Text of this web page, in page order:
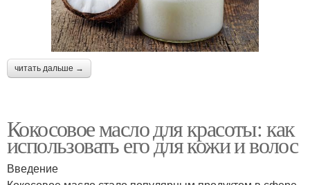
читать дальше →
Кокосовое масло для красоты: как
использовать его для кожи и волос
Введение